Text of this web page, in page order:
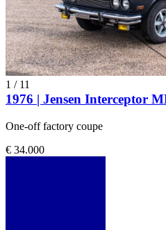
1 / 11
1976 | Jensen Interceptor
One-off factory coupe
€ 34.000